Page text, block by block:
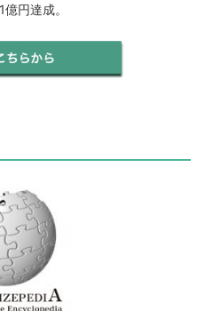
円達成。